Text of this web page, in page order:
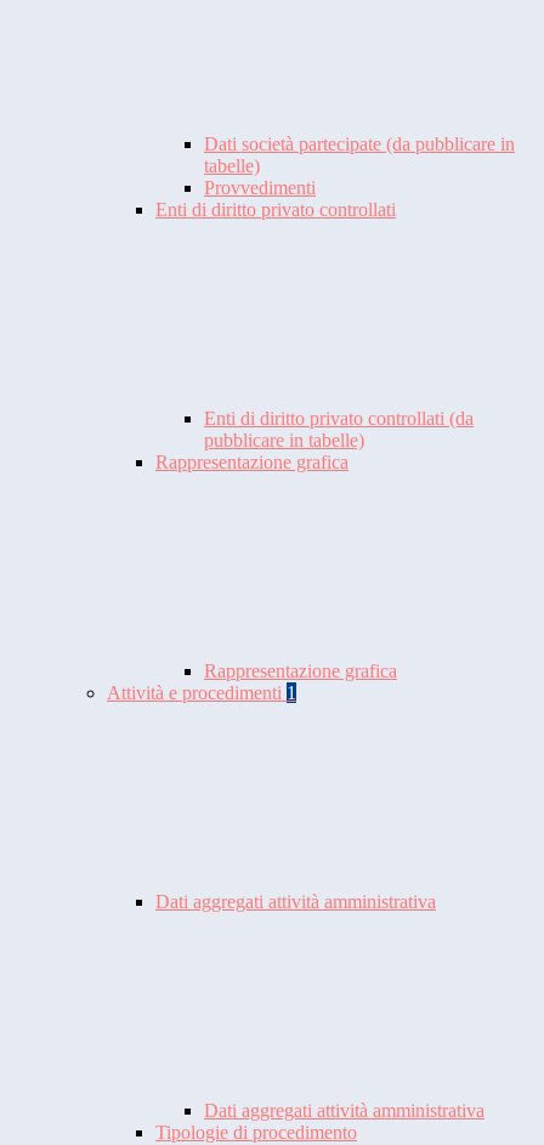
Dati società partecipate (da pubblicare in
tabelle)
Provvedimenti
Enti di diritto privato controllati
Enti di diritto privato controllati (da
pubblicare in tabelle)
Rappresentazione grafica
Rappresentazione grafica
Attività e procedimenti 1
Dati aggregati attività amministrativa
Dati aggregati attività amministrativa
Tipologie di procedimento